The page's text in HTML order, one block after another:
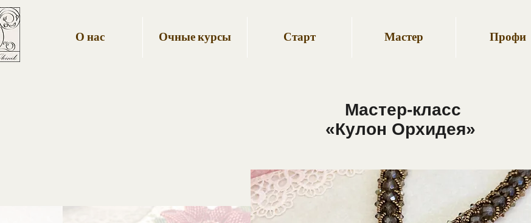
О нас Очные курсы Старт Мастер Профи
Мастер-класс
«Кулон Орхидея»